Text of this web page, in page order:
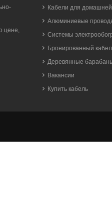
цене,
Кабели для
Алюминиевые
Системы
Бронированный
Деревянные
Вакансии
Купить кабель